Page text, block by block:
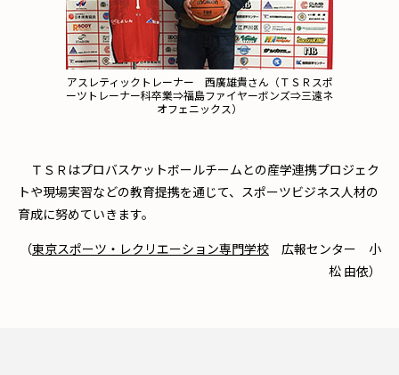
アスレティックトレーナー 西廣雄貴さん（ＴＳＲスポ
ーツトレーナー科卒業⇒福島ファイヤーボンズ⇒三遠ネ
オフェニックス）
ＴＳＲはプロバスケットボールチームとの産学連携プロジェク
トや現場実習などの教育提携を通じて、スポーツビジネス人材の
育成に努めていきます。
（東京スポーツ・レクリエーション専門学校 広報センター 小
松 由依）